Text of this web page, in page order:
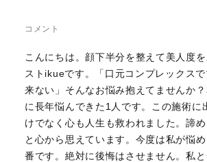
コメント
こんにちは。顔下半分を整えて美人度
ストikueです。「口元コンプレックス
来ない」そんなお悩み抱えてませんか
に長年悩んできた1人です。この施術に
けでなく心も人生も救われました。諦
と心から思えています。今度は私が悩
番です。絶対に後悔はさせません。私